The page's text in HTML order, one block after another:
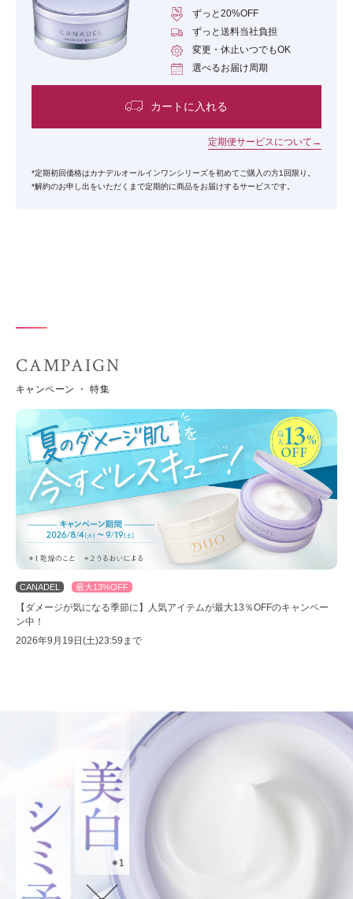
ずっと20%OFF
ずっと送料当社負担
変更・休止いつでもOK
選べるお届け周期
カートに入れる
定期便サービスについて
*定期初回価格はカナデルオールインワンシリーズを初めてご購入の方1回限り。
*解約のお申し出をいただくまで定期的に商品をお届けするサービスです。
CAMPAIGN
キャンペーン ・ 特集
CANADEL 最大13%OFF
【ダメージが気になる季節に】人気アイテムが最大13％OFFのキャンペー
ン中！
2026年9月19日(土)23:59まで